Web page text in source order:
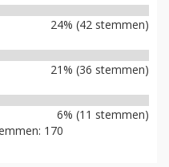
24% (42 stemmen)
21% (36 stemmen)
6% (11 stemmen)
170